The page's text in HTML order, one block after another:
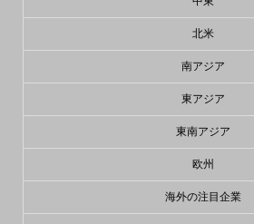
北米
南アジア
東アジア
東南アジア
欧州
海外の注目企業